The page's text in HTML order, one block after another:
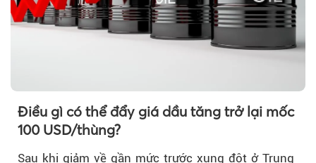
Điều gì có thể đẩy giá dầu tăng trở lại mốc
100 USD/thùng?
Sau khi giảm về gần mức trước xung đột ở Trung